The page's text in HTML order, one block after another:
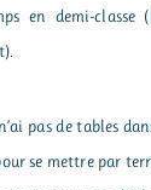
en demi-
pas de tables
se mettre par